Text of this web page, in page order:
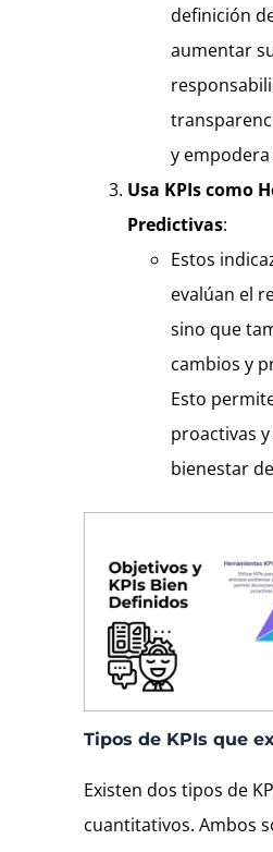
definición
aumentar
y
Usa KPIs como
Predictivas:
Estos
evalúan el
sino que
cambios y
Esto
proactivas
bienestar
Tipos de KPIs que
Existen dos tipos de
cuantitativos. Ambos